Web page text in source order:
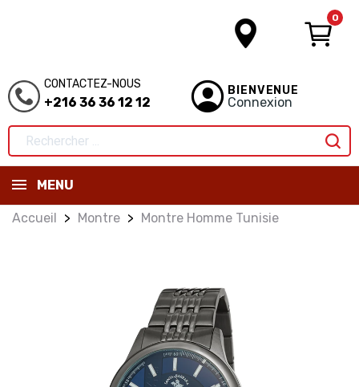
0
CONTACTEZ-NOUS
+216 36 36 12 12
BIENVENUE
Connexion
MENU
Accueil Montre Montre Homme Tunisie